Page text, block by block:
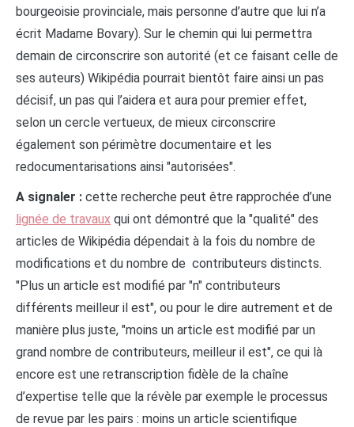
bourgeoisie provinciale, mais personne d’autre que lui n’a
écrit Madame Bovary). Sur le chemin qui lui permettra
demain de circonscrire son autorité (et ce faisant celle de
ses auteurs) Wikipédia pourrait bientôt faire ainsi un pas
décisif, un pas qui l’aidera et aura pour premier effet,
selon un cercle vertueux, de mieux circonscrire
également son périmètre documentaire et les
redocumentarisations ainsi "autorisées".
A signaler : cette recherche peut être rapprochée d’une
lignée de travaux qui ont démontré que la "qualité" des
articles de Wikipédia dépendait à la fois du nombre de
modifications et du nombre de contributeurs distincts.
"Plus un article est modifié par "n" contributeurs
différents meilleur il est", ou pour le dire autrement et de
manière plus juste, "moins un article est modifié par un
grand nombre de contributeurs, meilleur il est", ce qui là
encore est une retranscription fidèle de la chaîne
d’expertise telle que la révèle par exemple le processus
de revue par les pairs : moins un article scientifique